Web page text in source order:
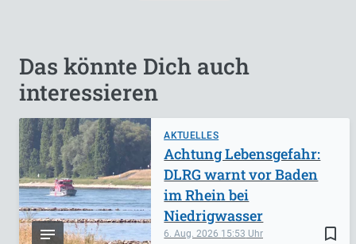
Das könnte Dich auch
interessieren
AKTUELLES
bookmark_border
6. Aug. 2026 15:53
Achtung Lebensgefahr:
DLRG warnt vor Baden
im Rhein bei
Niedrigwasser